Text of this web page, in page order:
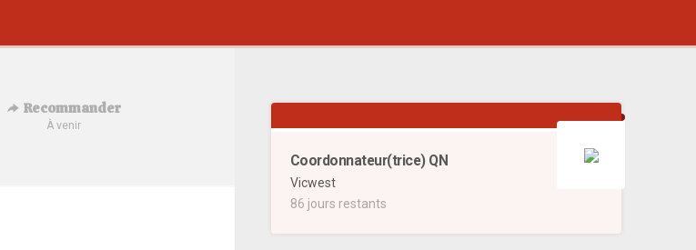
Recommander
À venir
Coordonnateur(trice) QN
Vicwest
86 jours restants